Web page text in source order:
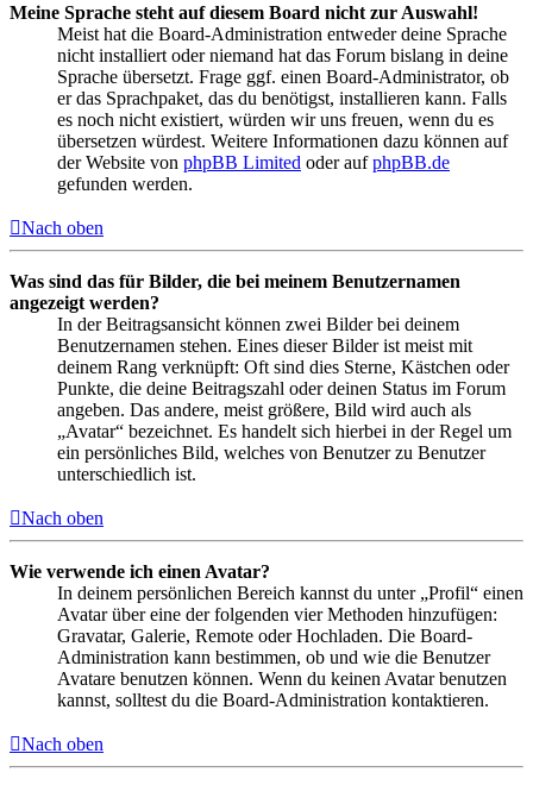
Meine Sprache steht auf diesem Board nicht zur Auswahl!
Meist hat die Board-Administration entweder deine Sprache
nicht installiert oder niemand hat das Forum bislang in deine
Sprache übersetzt. Frage ggf. einen Board-Administrator, ob
er das Sprachpaket, das du benötigst, installieren kann. Falls
es noch nicht existiert, würden wir uns freuen, wenn du es
übersetzen würdest. Weitere Informationen dazu können auf
der Website von phpBB Limited oder aufphpBB.de
gefunden werden.
Nach oben
Was sind das für Bilder, die bei meinem Benutzernamen
angezeigt werden?
In der Beitragsansicht können zwei Bilder bei deinem
Benutzernamen stehen. Eines dieser Bilder ist meist mit
deinem Rang verknüpft: Oft sind dies Sterne, Kästchen oder
Punkte, die deine Beitragszahl oder deinen Status im Forum
angeben. Das andere, meist größere, Bild wird auch als
„Avatar“ bezeichnet. Es handelt sich hierbei in der Regel um
ein persönliches Bild, welches von Benutzer zu Benutzer
unterschiedlich ist.
Nach oben
Wie verwende ich einen Avatar?
In deinem persönlichen Bereich kannst du unter „Profil“ einen
Avatar über eine der folgenden vier Methoden hinzufügen:
Gravatar, Galerie, Remote oder Hochladen. Die Board-
Administration kann bestimmen, ob und wie die Benutzer
Avatare benutzen können. Wenn du keinen Avatar benutzen
kannst, solltest du die Board-Administration kontaktieren.
Nach oben